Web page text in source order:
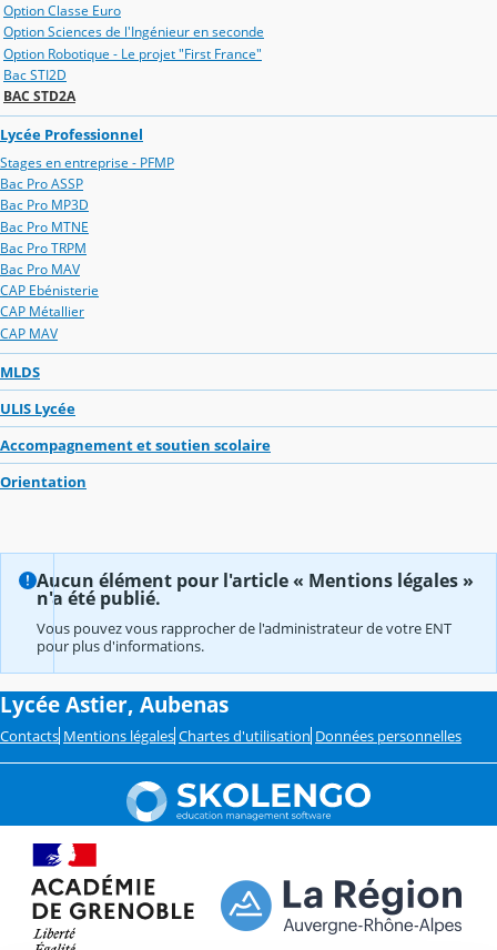
Option Classe Euro
Option Sciences de l'Ingénieur en seconde
Option Robotique - Le projet "First France"
Bac STI2D
BAC STD2A
Lycée Professionnel
Stages en entreprise - PFMP
Bac Pro ASSP
Bac Pro MP3D
Bac Pro MTNE
Bac Pro TRPM
Bac Pro MAV
CAP Ebénisterie
CAP Métallier
CAP MAV
MLDS
ULIS Lycée
Accompagnement et soutien scolaire
Orientation
Aucun élément pour l'article « Mentions légales »
n'a été publié.
Vous pouvez vous rapprocher de l'administrateur de votre ENT
pour plus d'informations.
Lycée Astier, Aubenas
Contacts Mentions légales Chartes d'utilisation Données personnelles